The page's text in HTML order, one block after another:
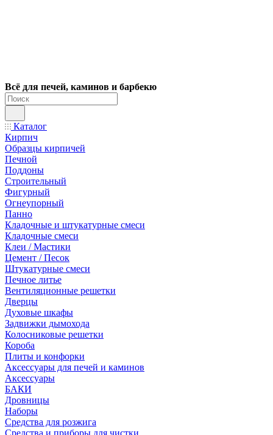
Всё для печей, каминов и барбекю
Каталог
Кирпич
Образцы кирпичей
Печной
Поддоны
Строительный
Фигурный
Огнеупорный
Панно
Кладочные и штукатурные смеси
Кладочные смеси
Клеи / Мастики
Цемент / Песок
Штукатурные смеси
Печное литье
Вентиляционные решетки
Дверцы
Духовые шкафы
Задвижки дымохода
Колосниковые решетки
Короба
Плиты и конфорки
Аксессуары для печей и каминов
Аксессуары
БАКИ
Дровницы
Наборы
Средства для розжига
Средства и приборы для чистки